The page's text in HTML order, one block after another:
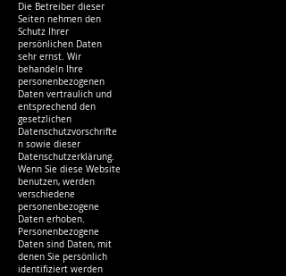
Die Betreiber dieser
Seiten nehmen den
Schutz Ihrer
persönlichen Daten
sehr ernst. Wir
behandeln Ihre
personenbezogenen
Daten vertraulich und
entsprechend den
gesetzlichen
Datenschutzvorschrifte
n sowie dieser
Datenschutzerklärung.
Wenn Sie diese Website
benutzen, werden
verschiedene
personenbezogene
Daten erhoben.
Personenbezogene
Daten sind Daten, mit
denen Sie persönlich
identifiziert werden